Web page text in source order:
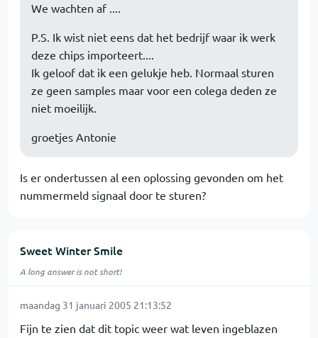
We wachten af ....
P.S. Ik wist niet eens dat het bedrijf waar ik werk
deze chips importeert....
Ik geloof dat ik een gelukje heb. Normaal sturen
ze geen samples maar voor een colega deden ze
niet moeilijk.
groetjes Antonie
Is er ondertussen al een oplossing gevonden om het
nummermeld signaal door te sturen?
Sweet Winter Smile
A long answer is not short!
maandag 31 januari 2005 21:13:52
Fijn te zien dat dit topic weer wat leven ingeblazen